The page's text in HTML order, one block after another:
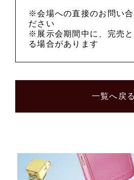
※会場への直接のお問い合
ださい
※展示会期間中に、完売
る場合があります
一覧へ戻る